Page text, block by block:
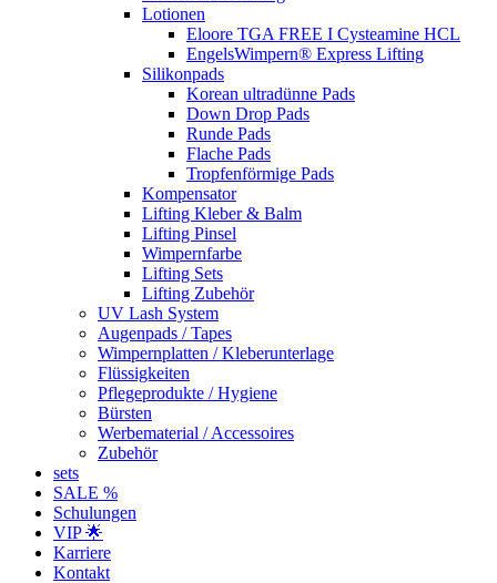
Lotionen
Eloore TGA FREE I Cysteamine HCL
EngelsWimpern® Express Lifting
Silikonpads
Korean ultradünne Pads
Down Drop Pads
Runde Pads
Flache Pads
Tropfenförmige Pads
Kompensator
Lifting Kleber & Balm
Lifting Pinsel
Wimpernfarbe
Lifting Sets
Lifting Zubehör
UV Lash System
Augenpads / Tapes
Wimpernplatten / Kleberunterlage
Flüssigkeiten
Pflegeprodukte / Hygiene
Bürsten
Werbematerial / Accessoires
Zubehör
sets
SALE %
Schulungen
VIP 🌟
Karriere
Kontakt